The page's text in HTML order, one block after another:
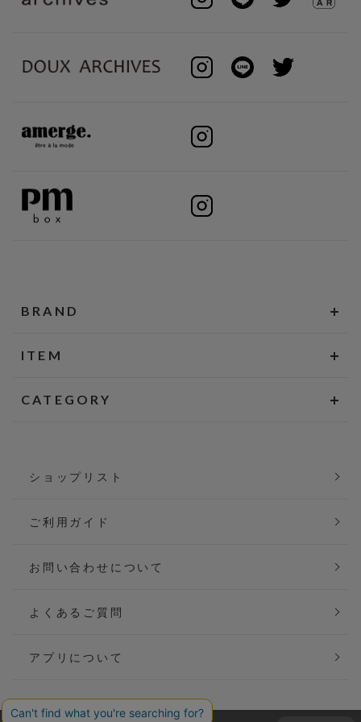
BRAND
ITEM
CATEGORY
ショップリスト
ご利用ガイド
お問い合わせについて
よくあるご質問
アプリについて